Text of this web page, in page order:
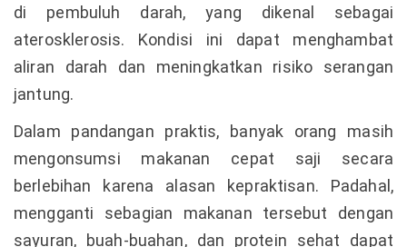
di pembuluh darah, yang dikenal sebagai
aterosklerosis. Kondisi ini dapat menghambat
aliran darah dan meningkatkan risiko serangan
jantung.
Dalam pandangan praktis, banyak orang masih
mengonsumsi makanan cepat saji secara
berlebihan karena alasan kepraktisan. Padahal,
mengganti sebagian makanan tersebut dengan
sayuran, buah-buahan, dan protein sehat dapat